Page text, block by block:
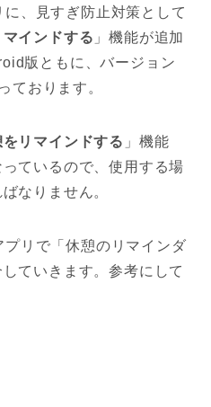
、見すぎ防止対策として
インドする 」機能が追加
版ともに、バージョン
ております。
リマインドする 」機能
ているので、使用する場
なりません。
リで「休憩のリマインダ
ていきます。参考にして